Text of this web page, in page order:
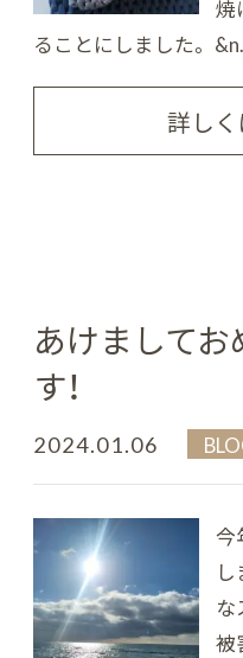
焼
ることにしました。
詳し
あけまして
す！
2024.01.06
今
な
被